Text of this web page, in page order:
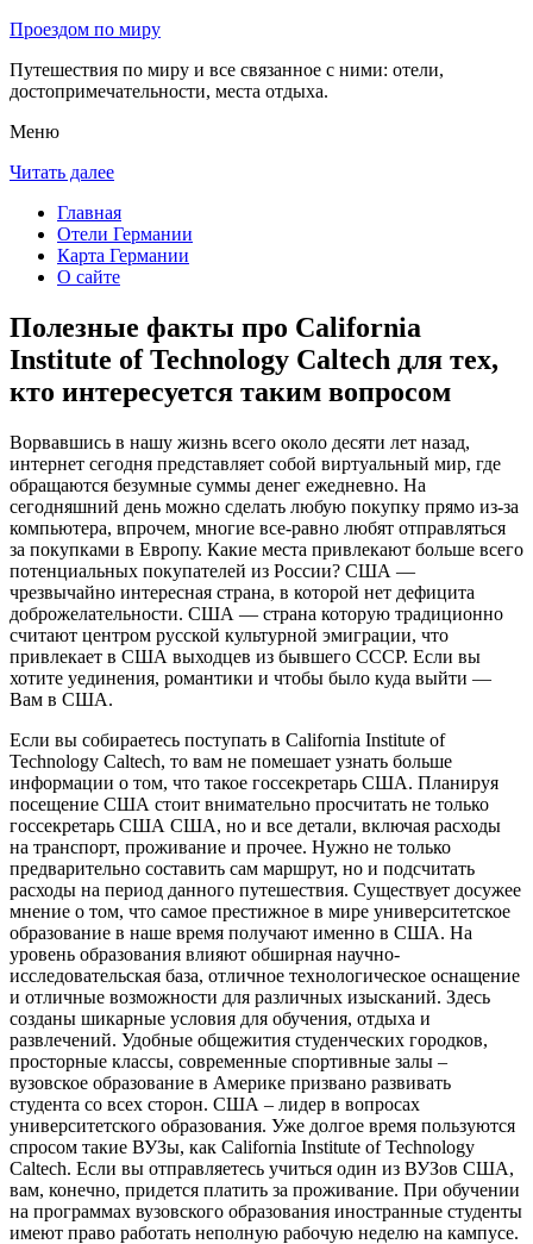
Проездом по миру
Путешествия по миру и все связанное с ними: отели,
достопримечательности, места отдыха.
Меню
Читать далее
Главная
Отели Германии
Карта Германии
О сайте
Полезные факты про California
Institute of Technology Caltech для тех,
кто интересуется таким вопросом
Ворвавшись в нашу жизнь всего около десяти лет назад,
интернет сегодня представляет собой виртуальный мир, где
обращаются безумные суммы денег ежедневно. На
сегодняшний день можно сделать любую покупку прямо из-за
компьютера, впрочем, многие все-равно любят отправляться
за покупками в Европу. Какие места привлекают больше всего
потенциальных покупателей из России? США —
чрезвычайно интересная страна, в которой нет дефицита
доброжелательности. США — страна которую традиционно
считают центром русской культурной эмиграции, что
привлекает в США выходцев из бывшего СССР. Если вы
хотите уединения, романтики и чтобы было куда выйти —
Вам в США.
Если вы собираетесь поступать в California Institute of
Technology Caltech, то вам не помешает узнать больше
информации о том, что такое госсекретарь США. Планируя
посещение США стоит внимательно просчитать не только
госсекретарь США США, но и все детали, включая расходы
на транспорт, проживание и прочее. Нужно не только
предварительно составить сам маршрут, но и подсчитать
расходы на период данного путешествия. Существует досужее
мнение о том, что самое престижное в мире университетское
образование в наше время получают именно в США. На
уровень образования влияют обширная научно-
исследовательская база, отличное технологическое оснащение
и отличные возможности для различных изысканий. Здесь
созданы шикарные условия для обучения, отдыха и
развлечений. Удобные общежития студенческих городков,
просторные классы, современные спортивные залы –
вузовское образование в Америке призвано развивать
студента со всех сторон. США – лидер в вопросах
университетского образования. Уже долгое время пользуются
спросом такие ВУЗы, как California Institute of Technology
Caltech. Если вы отправляетесь учиться один из ВУЗов США,
вам, конечно, придется платить за проживание. При обучении
на программах вузовского образования иностранные студенты
имеют право работать неполную рабочую неделю на кампусе.